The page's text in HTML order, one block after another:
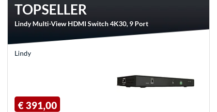
TOPSELLER
Lindy Multi-View HDMI Switch 4K30, 9 Port
Lindy
€ 391,00